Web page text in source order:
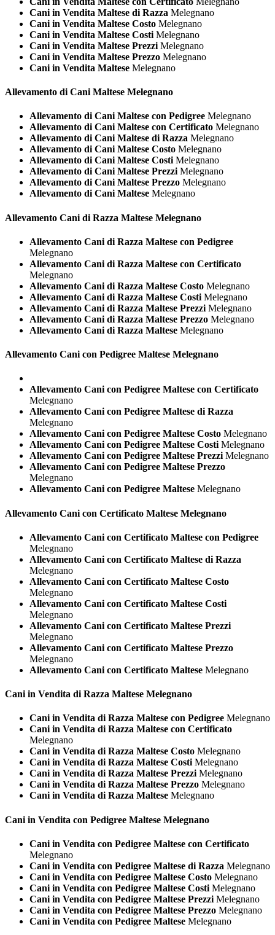
Cani in Vendita Maltese di Razza Melegnano
Cani in Vendita Maltese Costo Melegnano
Cani in Vendita Maltese Costi Melegnano
Cani in Vendita Maltese Prezzi Melegnano
Cani in Vendita Maltese Prezzo Melegnano
Cani in Vendita Maltese Melegnano
Allevamento di Cani Maltese Melegnano
Allevamento di Cani Maltese con Pedigree Melegnano
Allevamento di Cani Maltese con Certificato Melegnano
Allevamento di Cani Maltese di Razza Melegnano
Allevamento di Cani Maltese Costo Melegnano
Allevamento di Cani Maltese Costi Melegnano
Allevamento di Cani Maltese Prezzi Melegnano
Allevamento di Cani Maltese Prezzo Melegnano
Allevamento di Cani Maltese Melegnano
Allevamento Cani di Razza Maltese Melegnano
Allevamento Cani di Razza Maltese con Pedigree
Melegnano
Allevamento Cani di Razza Maltese con Certificato
Melegnano
Allevamento Cani di Razza Maltese Costo Melegnano
Allevamento Cani di Razza Maltese Costi Melegnano
Allevamento Cani di Razza Maltese Prezzi Melegnano
Allevamento Cani di Razza Maltese Prezzo Melegnano
Allevamento Cani di Razza Maltese Melegnano
Allevamento Cani con Pedigree Maltese Melegnano
Allevamento Cani con Pedigree Maltese con Certificato
Melegnano
Allevamento Cani con Pedigree Maltese di Razza
Melegnano
Allevamento Cani con Pedigree Maltese Costo Melegnano
Allevamento Cani con Pedigree Maltese Costi Melegnano
Allevamento Cani con Pedigree Maltese Prezzi Melegnano
Allevamento Cani con Pedigree Maltese Prezzo
Melegnano
Allevamento Cani con Pedigree Maltese Melegnano
Allevamento Cani con Certificato Maltese Melegnano
Allevamento Cani con Certificato Maltese con Pedigree
Melegnano
Allevamento Cani con Certificato Maltese di Razza
Melegnano
Allevamento Cani con Certificato Maltese Costo
Melegnano
Allevamento Cani con Certificato Maltese Costi
Melegnano
Allevamento Cani con Certificato Maltese Prezzi
Melegnano
Allevamento Cani con Certificato Maltese Prezzo
Melegnano
Allevamento Cani con Certificato Maltese Melegnano
Cani in Vendita di Razza Maltese Melegnano
Cani in Vendita di Razza Maltese con Pedigree Melegnano
Cani in Vendita di Razza Maltese con Certificato
Melegnano
Cani in Vendita di Razza Maltese Costo Melegnano
Cani in Vendita di Razza Maltese CostiMelegnano
Cani in Vendita di Razza Maltese PrezziMelegnano
Cani in Vendita di Razza Maltese Prezzo Melegnano
Cani in Vendita di Razza Maltese Melegnano
Cani in Vendita con Pedigree Maltese Melegnano
Cani in Vendita con Pedigree Maltese con Certificato
Melegnano
Cani in Vendita con Pedigree Maltese di Razza Melegnano
Cani in Vendita con Pedigree Maltese Costo Melegnano
Cani in Vendita con Pedigree Maltese Costi Melegnano
Cani in Vendita con Pedigree Maltese Prezzi Melegnano
Cani in Vendita con Pedigree Maltese Prezzo Melegnano
Cani in Vendita con Pedigree Maltese Melegnano